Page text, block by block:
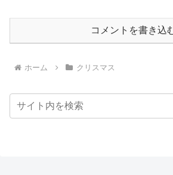
コメントを書き込
ホーム クリスマス